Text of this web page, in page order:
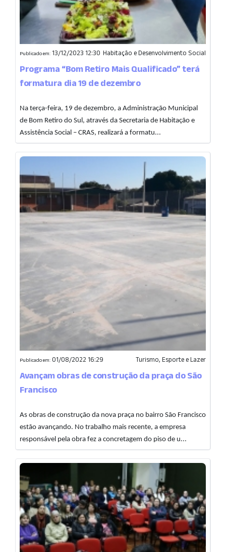
Publicado em: 13/12/2023 12:30 Habitação e Desenvolvimento Social
Programa “Bom Retiro Mais Qualificado” terá
formatura dia 19 de dezembro
Na terça-feira, 19 de dezembro, a Administração Municipal
de Bom Retiro do Sul, através da Secretaria de Habitação e
Assistência Social – CRAS, realizará a formatu...
Publicado em: 01/08/2022 16:29 Turismo, Esporte e Lazer
Avançam obras de construção da praça do São
Francisco
As obras de construção da nova praça no bairro São Francisco
estão avançando. No trabalho mais recente, a empresa
responsável pela obra fez a concretagem do piso de u...